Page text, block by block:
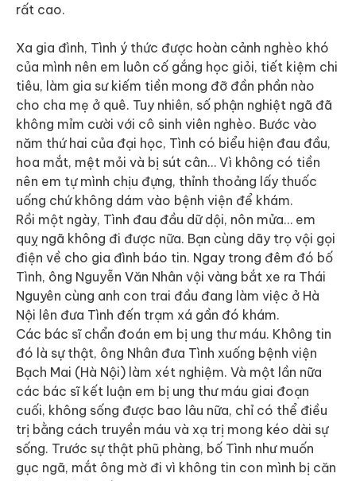
rất cao.
Xa gia đình, Tình ý thức được hoàn cảnh nghèo khó
của mình nên em luôn cố gắng học giỏi, tiết kiệm chi
tiêu, làm gia sư kiếm tiền mong đỡ đần phần nào
cho cha mẹ ở quê. Tuy nhiên, số phận nghiệt ngã đã
không mỉm cười với cô sinh viên nghèo. Bước vào
năm thứ hai của đại học, Tình có biểu hiện đau đầu,
hoa mắt, mệt mỏi và bị sút cân… Vì không có tiền
nên em tự mình chịu đựng, thỉnh thoảng lấy thuốc
uống chứ không dám vào bệnh viện để khám.
Rồi một ngày, Tình đau đầu dữ dội, nôn mửa… em
quỵ ngã không đi được nữa. Bạn cùng dãy trọ vội gọi
điện về cho gia đình báo tin. Ngay trong đêm đó bố
Tình, ông Nguyễn Văn Nhân vội vàng bắt xe ra Thái
Nguyên cùng anh con trai đầu đang làm việc ở Hà
Nội lên đưa Tình đến trạm xá gần đó khám.
Các bác sĩ chẩn đoán em bị ung thư máu. Không tin
đó là sự thật, ông Nhân đưa Tình xuống bệnh viện
Bạch Mai (Hà Nội) làm xét nghiệm. Và một lần nữa
các bác sĩ kết luận em bị ung thư máu giai đoạn
cuối, không sống được bao lâu nữa, chỉ có thể điều
trị bằng cách truyền máu và xạ trị mong kéo dài sự
sống. Trước sự thật phũ phàng, bố Tình như muốn
gục ngã, mắt ông mờ đi vì không tin con mình bị căn